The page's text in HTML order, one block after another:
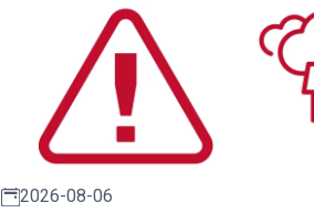
2026-08-06